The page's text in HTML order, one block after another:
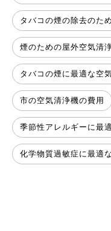
タバコの煙の除去のた
煙のための屋外空気清
タバコの煙に最適な空
市の空気清浄機の費用
季節性アレルギーに最
化学物質過敏症に最適